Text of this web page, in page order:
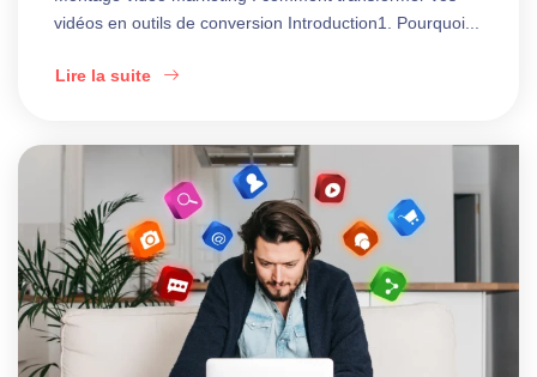
vidéos en outils de conversion Introduction1. Pourquoi...
Lire la suite